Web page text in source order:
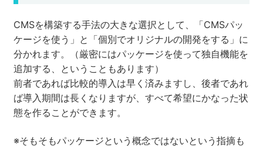
CMSを構築する手法の大きな選択として、「CMSパッ
ケージを使う」と「個別でオリジナルの開発をする」に
分かれます。（厳密にはパッケージを使って独自機能を
追加する、ということもあります）
前者であれば比較的導入は早く済みますし、後者であれ
ば導入期間は長くなりますが、すべて希望にかなった状
態を作ることができます。
※そもそもパッケージという概念ではないという指摘も